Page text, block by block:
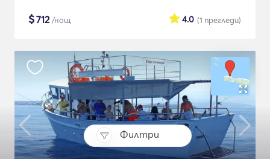
Филтри
$712/нощ (1 прегледи)
4.0